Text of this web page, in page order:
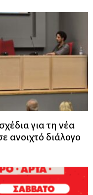
για τη νέα
ανοιχτό διάλογο